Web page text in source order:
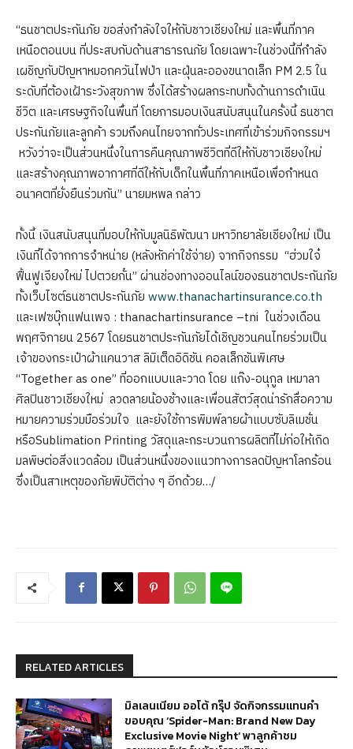
“ธนชาตประกันภัย ขอส่งกำลังใจให้กับชาวเชียงใหม่ และพื้นที่ภาค
เหนือตอนบน ที่ประสบกับด้านสาธารณภัย โดยเฉพาะในช่วงนี้ที่กำลัง
เผชิญกับปัญหาหมอกควันไฟป่า และฝุ่นละอองขนาดเล็ก PM 2.5 ใน
ระดับที่ต้องเฝ้าระวังสุขภาพ ซึ่งได้สร้างผลกระทบทั้งด้านการดำเนิน
ชีวิต และเศรษฐกิจในพื้นที่ โดยการมอบเงินสนับสนุนในครั้งนี้ ธนชาต
ประกันภัยและลูกค้า รวมถึงคนไทยจากทั่วประเทศที่เข้าร่วมกิจกรรมฯ
หวังว่าจะเป็นส่วนหนึ่งในการคืนคุณภาพชีวิตที่ดีให้กับชาวเชียงใหม่
และสร้างคุณภาพอากาศที่ดีให้กับเด็กในพื้นที่ภาคเหนือเพื่อกำหนด
อนาคตที่ยั่งยืนร่วมกัน” นายมหพล กล่าว
ทั้งนี้ เงินสนับสนุนที่มอบให้กับมูลนิธิพัฒนา มหาวิทยาลัยเชียงใหม่ เป็น
เงินที่ได้จากการจำหน่าย (หลังหักค่าใช้จ่าย) จากกิจกรรม “ฮ่วมใจ๋
ฟื้นฟูเจียงใหม่ ไปตวยกั๋น” ผ่านช่องทางออนไลน์ของธนชาตประกันภัย
ทั้งเว็บไซต์ธนชาตประกันภัย www.thanachartinsurance.co.th
และเฟซบุ๊กแฟนเพจ : thanachartinsurance –tni ในช่วงเดือน
พฤศจิกายน 2567 โดยธนชาตประกันภัยได้เชิญชวนคนไทยร่วมเป็น
เจ้าของกระเป๋าผ้าแคนวาส ลิมิเต็ดอิดิชัน คอลเล็กชันพิเศษ
“Together as one” ที่ออกแบบและวาด โดย แก๊ง-อนุกูล เหมาลา
ศิลปินชาวเชียงใหม่ ลวดลายน้องช้างและเพื่อนสัตว์สุดน่ารักสื่อความ
หมายความร่วมมือร่วมใจ และยังใช้การพิมพ์ลายผ้าแบบซับลิเมชั่น
หรือSublimation Printing วัสดุและกระบวนการผลิตที่ไม่ก่อให้เกิด
มลพิษต่อสิ่งแวดล้อม เป็นส่วนหนึ่งของแนวทางการลดปัญหาโลกร้อน
ซึ่งเป็นสาเหตุของภัยพิบัติต่าง ๆ อีกด้วย…/
RELATED ARTICLES
มิลเลนเนียม ออโต้ กรุ๊ป จัดกิจกรรมแทนคำ
ขอบคุณ ‘Spider-Man: Brand New Day
Exclusive Movie Night’ พาลูกค้าชม